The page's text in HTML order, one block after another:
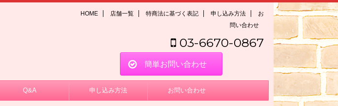
HOME 店舗一覧 特商法に基づく表記 申し込み方法
お
問い合わせ
03-6670-0867
簡単お問い合わせ
Q&A 申し込み方法 お問い合わせ